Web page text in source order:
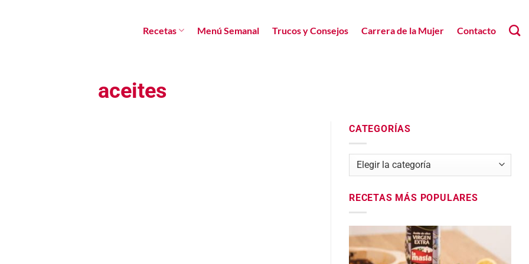
Recetas Menú Semanal Trucos y Consejos Carrera de la Mujer Contacto
aceites
CATEGORÍAS
Categorías
RECETAS MÁS POPULARES